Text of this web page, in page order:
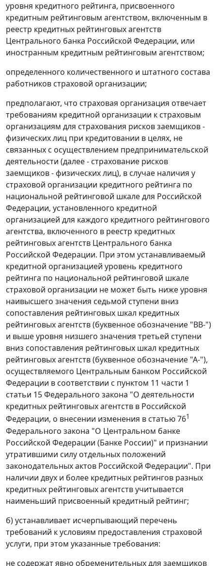
уровня кредитного рейтинга, присвоенного
кредитным рейтинговым агентством, включенным в
реестр кредитных рейтинговых агентств
Центрального банка Российской Федерации, или
иностранным кредитным рейтинговым агентством;
определенного количественного и штатного состава
работников страховой организации;
предполагают, что страховая организация отвечает
требованиям кредитной организации к страховым
организациям для страхования рисков заемщиков -
физических лиц при кредитовании в целях, не
связанных с осуществлением предпринимательской
деятельности (далее - страхование рисков
заемщиков - физических лиц), в случае наличия у
страховой организации кредитного рейтинга по
национальной рейтинговой шкале для Российской
Федерации, установленного кредитной
организацией для каждого кредитного рейтингового
агентства, включенного в реестр кредитных
рейтинговых агентств Центрального банка
Российской Федерации. При этом устанавливаемый
кредитной организацией уровень кредитного
рейтинга по национальной рейтинговой шкале
страховой организации не может быть ниже уровня
наивысшего значения седьмой ступени вниз
сопоставления рейтинговых шкал кредитных
рейтинговых агентств (буквенное обозначение "ВВ-")
и выше уровня низшего значения третьей ступени
вниз сопоставления рейтинговых шкал кредитных
рейтинговых агентств (буквенное обозначение "А-"),
осуществляемого Центральным банком Российской
Федерации в соответствии с пунктом 11 части 1
статьи 15 Федерального закона "О деятельности
кредитных рейтинговых агентств в Российской
Федерации, о внесении изменения в статью 761
Федерального закона "О Центральном банке
Российской Федерации (Банке России)" и признании
утратившими силу отдельных положений
законодательных актов Российской Федерации". При
наличии двух и более кредитных рейтингов разных
кредитных рейтинговых агентств учитывается
наименьший присвоенный кредитный рейтинг;
б) устанавливает исчерпывающий перечень
требований к условиям предоставления страховой
услуги, при этом указанные требования:
не содержат явно обременительных для заемщиков